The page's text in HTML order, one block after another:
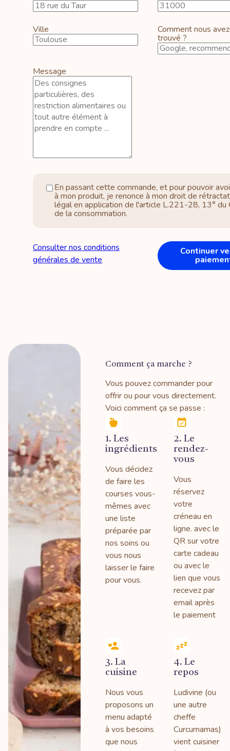
Ville Comment nous
trouvé ?
Message
En passant cette commande, et pour pouvoir
à mon produit, je renonce à mon droit de
légal en application de l'article L.221-28, 13° du
de la consommation.
Consulter nos conditions
générales de vente
Continuer
Comment ça marche ?
Vous pouvez commander pour
offrir ou pour vous directement.
Voici comment ça se passe :
1. Les
ingrédients
Vous décidez
de faire les
courses vous-
mêmes avec
une liste
préparée par
nos soins ou
vous nous
laisser le faire
pour vous.
2. Le
rendez-
vous
Vous
réservez
votre
créneau en
ligne. avec le
QR sur votre
carte cadeau
ou avec le
lien que vous
recevez par
email après
le paiement
3. La
cuisine
Nous vous
proposons un
menu adapté
à vos besoins
que nous
4. Le
repos
Ludivine (ou
une autre
cheffe
Curcumamas)
vient cuisiner